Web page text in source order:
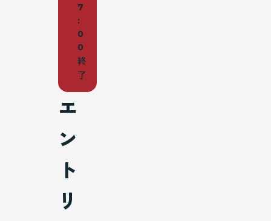
7
:
0
0
終
了
エ
ン
ト
リ